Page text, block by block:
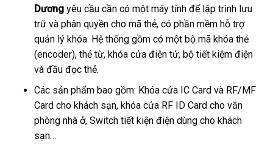
Dươngyêu cầu cần có một máy tính để lập trình lưu
trữ và phân quyền cho mã thẻ, có phần mềm hỗ trợ
quản lý khóa. Hệ thống gồm có một bộ mã khóa thẻ
(encoder), thẻ từ, khóa cửa điện tử, bộ tiết kiệm điện
và đầu đọc thẻ.
Các sản phẩm bao gồm: Khóa cửa IC Card và RF/MF
Card cho khách sạn, khóa cửa RF ID Card cho văn
phòng nhà ở, Switch tiết kiện điện dùng cho khách
sạn…